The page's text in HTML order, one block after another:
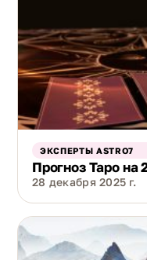
ЭКСПЕРТЫ ASTRO7
Прогноз Таро на
28 декабря 2025 г.